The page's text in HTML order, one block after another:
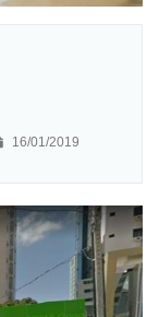
16/01/2019